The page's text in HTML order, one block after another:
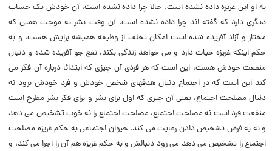
به او این غریزه داده نشده است. حالا چرا داده نشده است، آن خودش یک حساب
دیگرى دارد که گفته اند چرا داده نشده است. آن وقت بشر به موجب همین که
مختار و آزاد آفریده شده است امکان تخلف از وظیفه همیشه برایش هست، و به
حکم اینکه غریزه حیات دارد و مى خواهد زندگى بکند، نفع جو آفریده شده و دنبال
منفعت خودش هست، این است که هر فردى آن چیزى که ابتدائا درباره آن فکر مى
کند این است که در اجتماع دنبال هدفهاى شخص خودش و فرد خودش برود نه
دنبال مصلحت اجتماع، یعنى آن چیزى که اول براى بشر و براى فکر بشر مطرح است
منفعت فرد است نه مصلحت اجتماع، مصلحت اجتماع را نه خوب تشخیص مى دهد
و نه به فرض تشخیص دادن رعایت مى کند. حیوان اجتماعى به حکم غریزه مصلحت
اجتماع را تشخیص مى دهد مى رود دنبالش و به حکم غریزه هم آن را اجرا مى کند، و